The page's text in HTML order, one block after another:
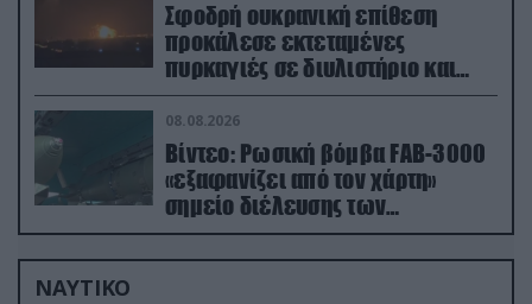
Σφοδρή ουκρανική επίθεση
προκάλεσε εκτεταμένες
πυρκαγιές σε διυλιστήριο και
υποδομές της ρωσικής Rosneft
(βίντεο)
08.08.2026
Βίντεο: Ρωσική βόμβα FAB-3000
«εξαφανίζει από τον χάρτη»
σημείο διέλευσης των
ουκρανικών δυνάμεων στην
Ζαπορίζια
ΝΑΥΤΙΚΟ